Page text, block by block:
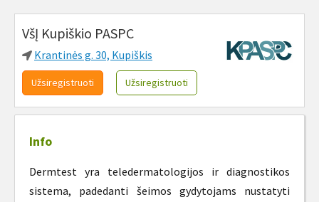
VšĮ Kupiškio PASPC
Krantinės g. 30, Kupiškis
Užsiregistruoti Užsiregistruoti
Info
Dermtest yra teledermatologijos ir diagnostikos
sistema, padedanti šeimos gydytojams nustatyti